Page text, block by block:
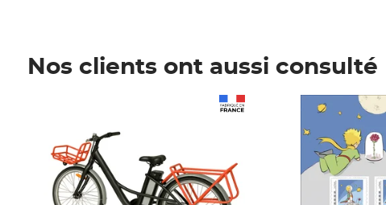
Nos clients ont aussi consulté
Prix 7,50€